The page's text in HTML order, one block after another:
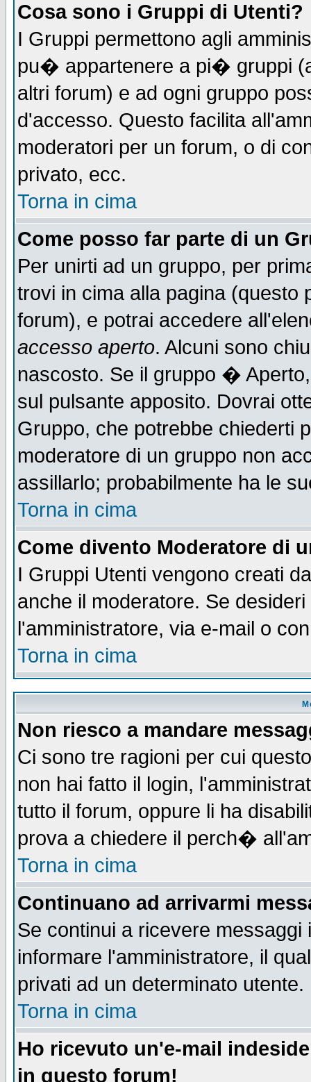
Cosa sono i Gruppi di Utenti?
I Gruppi permettono agli
pu� appartenere a pi� gruppi
altri forum) e ad ogni gruppo
d'accesso. Questo facilita
moderatori per un forum, o di
privato, ecc.
Torna in cima
Come posso far parte di un
Per unirti ad un gruppo, per
trovi in cima alla pagina
forum), e potrai accedere
accesso aperto. Alcuni sono
nascosto. Se il gruppo �
sul pulsante apposito. Dovrai
Gruppo, che potrebbe chiederti
moderatore di un gruppo non
assillarlo; probabilmente ha le
Torna in cima
Come divento Moderatore di
I Gruppi Utenti vengono creati
anche il moderatore. Se
l'amministratore, via e-mail o
Torna in cima
Non riesco a mandare
Ci sono tre ragioni per cui
non hai fatto il login,
tutto il forum, oppure li ha
prova a chiedere il perch�
Torna in cima
Continuano ad arrivarmi
Se continui a ricevere
informare l'amministratore, il
privati ad un determinato utente.
Torna in cima
Ho ricevuto un'e-mail
in questo forum!